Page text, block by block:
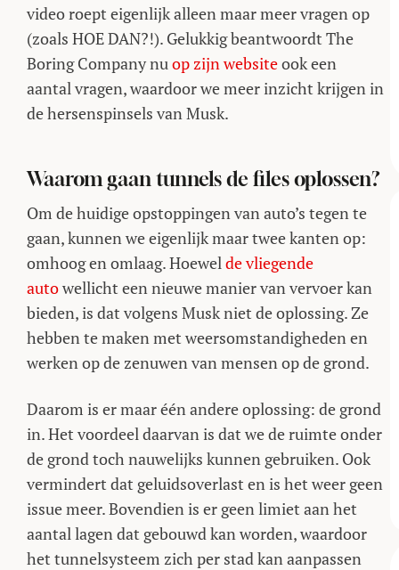
video roept eigenlijk alleen maar meer vragen op
(zoals HOE DAN?!). Gelukkig beantwoordt The
Boring Company nuop zijn websiteook een
aantal vragen, waardoor we meer inzicht krijgen in
de hersenspinsels van Musk.
Waarom gaan tunnels de files oplossen?
Om de huidige opstoppingen van auto’s tegen te
gaan, kunnen we eigenlijk maar twee kanten op:
omhoog en omlaag. Hoewelde vliegende
autowellicht een nieuwe manier van vervoer kan
bieden, is dat volgens Musk niet de oplossing. Ze
hebben te maken met weersomstandigheden en
werken op de zenuwen van mensen op de grond.
Daarom is er maar één andere oplossing: de grond
in. Het voordeel daarvan is dat we de ruimte onder
de grond toch nauwelijks kunnen gebruiken. Ook
vermindert dat geluidsoverlast en is het weer geen
issue meer. Bovendien is er geen limiet aan het
aantal lagen dat gebouwd kan worden, waardoor
het tunnelsysteem zich per stad kan aanpassen